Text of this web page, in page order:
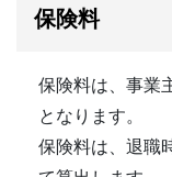
保険料
保険料は、事業
となります。
保険料は、退職